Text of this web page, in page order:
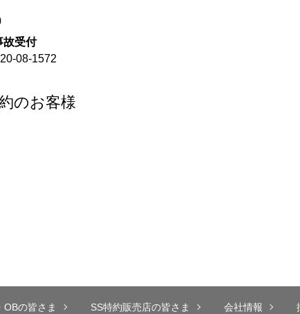
故受付
08-1572
のお客様
OBの皆さま SS特約販売店の皆さま 会社情報